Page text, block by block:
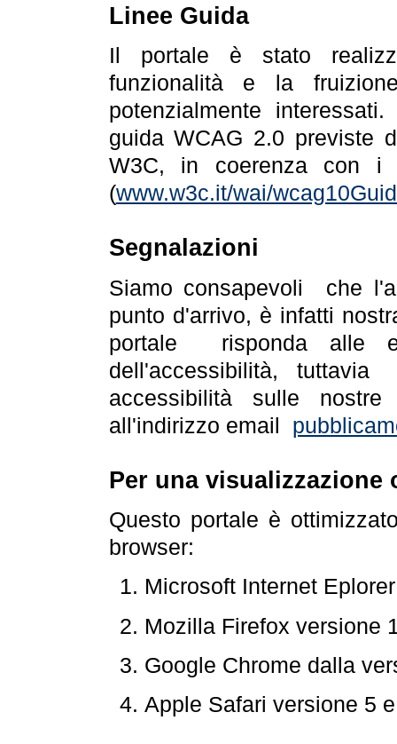
Linee Guida
Il portale è stato
funzionalità e la
potenzialmente
guida WCAG 2.0 previste
W3C, in coerenza con i
(www.w3c.it/wai/
Segnalazioni
Siamo consapevoli che
punto d'arrivo, è infatti
portale risponda alle
dell'accessibilità,
accessibilità sulle
all'indirizzo email
Per una visualizzazione
Questo portale è
browser:
Microsoft Internet
Mozilla Firefox versione
Google Chrome dalla
Apple Safari versione 5